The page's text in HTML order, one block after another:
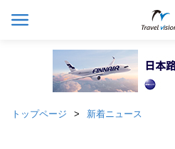
トップページ 新着ニュース